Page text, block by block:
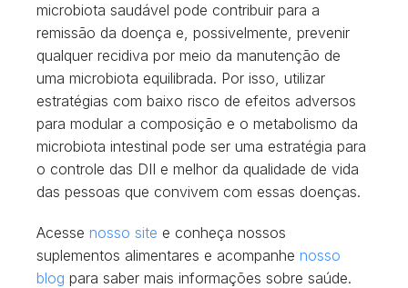
microbiota saudável pode contribuir para a
remissão da doença e, possivelmente, prevenir
qualquer recidiva por meio da manutenção de
uma microbiota equilibrada. Por isso, utilizar
estratégias com baixo risco de efeitos adversos
para modular a composição e o metabolismo da
microbiota intestinal pode ser uma estratégia para
o controle das DII e melhor da qualidade de vida
das pessoas que convivem com essas doenças.
Acesse nosso site e conheça nossos
suplementos alimentares e acompanhe nosso
blog para saber mais informações sobre saúde.